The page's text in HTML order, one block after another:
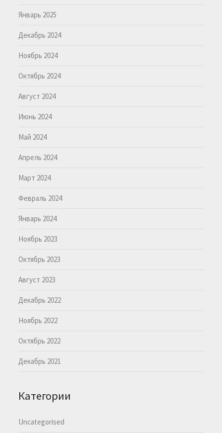
Январь 2025
Декабрь 2024
Ноябрь 2024
Октябрь 2024
Август 2024
Июнь 2024
Май 2024
Апрель 2024
Март 2024
Февраль 2024
Январь 2024
Ноябрь 2023
Октябрь 2023
Август 2023
Декабрь 2022
Ноябрь 2022
Октябрь 2022
Декабрь 2021
Категории
Uncategorised